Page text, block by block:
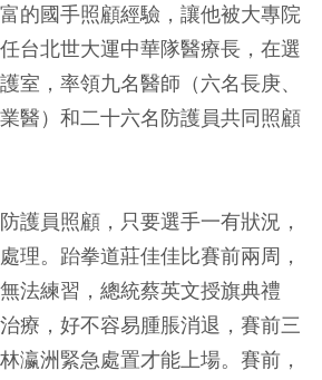
的國手照顧經驗，讓他被大專院
台北世大運中華隊醫療長，在選
室，率領九名醫師（六名長庚、
醫）和二十六名防護員共同照顧
護員照顧，只要選手一有狀況，
理。跆拳道莊佳佳比賽前兩周，
法練習，總統蔡英文授旗典禮
療，好不容易腫脹消退，賽前三
瀛洲緊急處置才能上場。賽前，